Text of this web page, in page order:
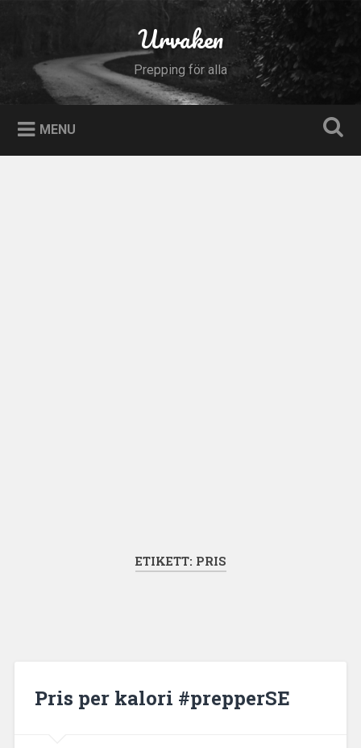
Urvaken
Prepping för alla
MENU
ETIKETT: PRIS
Pris per kalori #prepperSE